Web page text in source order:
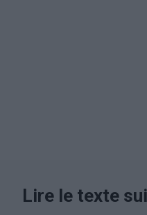
Lire le texte